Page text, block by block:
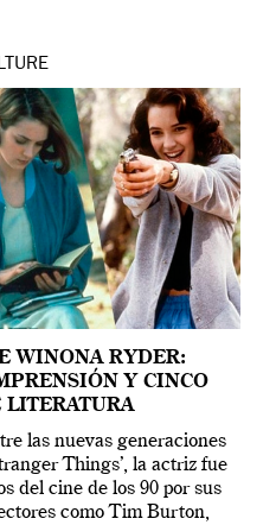
WINONA RYDER:
Y CINCO
LITERATURA
las nuevas generaciones
Things’, la actriz fue
del cine de los 90 por sus
como Tim Burton,